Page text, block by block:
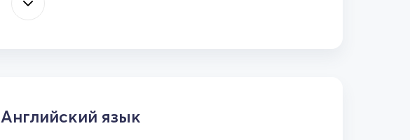
Английский язык